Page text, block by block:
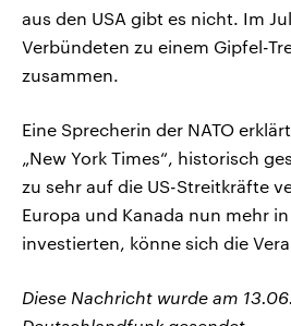
aus den USA gibt es nicht. Im
Verbündeten zu einem Gipfel-
zusammen.
Eine Sprecherin der NATO
„New York Times“, historisch
zu sehr auf die US-Streitkräfte
Europa und Kanada nun mehr
investierten, könne sich die
Diese Nachricht wurde am